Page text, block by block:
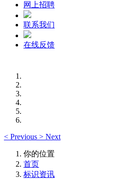
网上招聘
联系我们
在线反馈
< Previous > Next
你的位置
首页
标识资讯